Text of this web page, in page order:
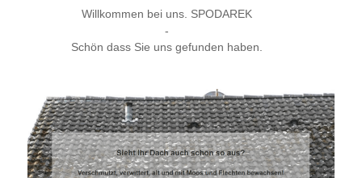
Willkommen bei uns. SPODAREK
-
Schön dass Sie uns gefunden haben.